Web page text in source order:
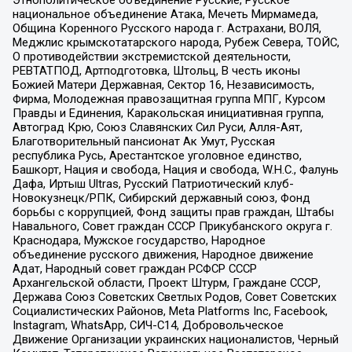
национальное объединение Атака, Мечеть Мирмамеда,
Община Коренного Русского народа г. Астрахани, ВОЛЯ,
Меджлис крымскотатарского народа, Рубеж Севера, ТОЙС,
О противодействии экстремистской деятельности,
РЕВТАТПОД, Артподготовка, Штольц, В честь иконы
Божией Матери Державная, Сектор 16, Независимость,
Фирма, Молодежная правозащитная группа МПГ, Курсом
Правды и Единения, Каракольская инициативная группа,
Автоград Крю, Союз Славянских Сил Руси, Алля-Аят,
Благотворительный пансионат Ак Умут, Русская
республика Русь, Арестантское уголовное единство,
Башкорт, Нация и свобода, Нация и свобода, W.H.С., Фалунь
Дафа, Иртыш Ultras, Русский Патриотический клуб-
Новокузнецк/РПК, Сибирский державный союз, Фонд
борьбы с коррупцией, Фонд защиты прав граждан, Штабы
Навального, Совет граждан СССР Прикубанского округа г.
Краснодара, Мужское государство, Народное
объединение русского движения, Народное движение
Адат, Народный совет граждан РСФСР СССР
Архангельской области, Проект Штурм, Граждане СССР,
Держава Союз Советских Светлых Родов, Совет Советских
Социалистических Районов, Meta Platforms Inc, Facebook,
Instagram, WhatsApp, СИЧ-С14, Добровольческое
Движение Организации украинских националистов, Черный